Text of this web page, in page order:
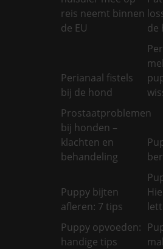
reis neemt binnen
de EU
de
Perianaal fistels
bij de hond
Prostaatproblemen
bij honden –
klachten en
behandeling
Puppy bijten
afleren: 7 tips
Puppy opvoeden:
handige tips